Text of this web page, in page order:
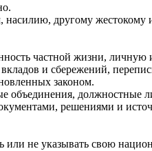
насилию, другому
частной жизни, личную
и сбережений,
законом.
объединения, должностные
решениями и
или не указывать свою